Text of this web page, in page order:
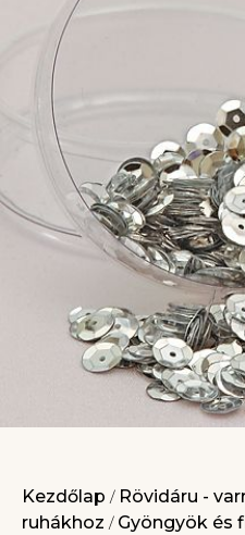
Kezdőlap / Rövidáru -
ruhákhoz / Gyöngyök és